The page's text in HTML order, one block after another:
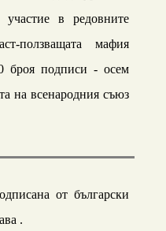
участие в редовните
ползващата мафия
броя подписи - осем
на всенародния съюз
от български
.